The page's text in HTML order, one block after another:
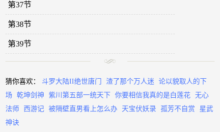
第37节
第38节
第39节
猜你喜欢： 斗罗大陆II绝世唐门 渣了那个万人迷
论以貌取人的下
场
乾坤剑神 紫川第五部一统天下 你要相信我真的是白莲花
无心
法师
西游记 被隔壁直男看上怎么办 天宝伏妖录 孤芳不自赏
星武
神诀